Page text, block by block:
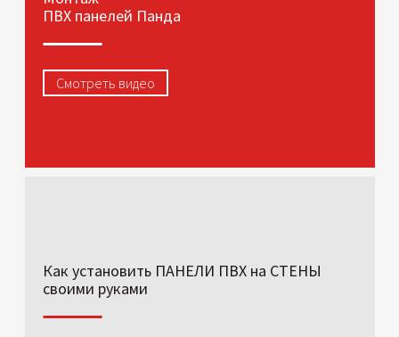
ПВХ панелей Панда
Смотреть видео
Как установить ПАНЕЛИ ПВХ на СТЕНЫ
своими руками